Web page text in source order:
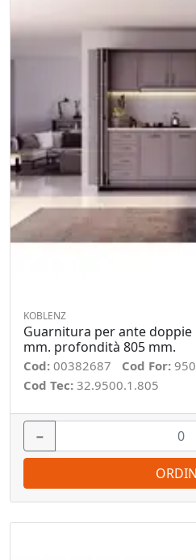
KOBLENZ
Guarnitura per ante
mm. profondità 805 mm.
Cod: 00382687 Cod For:
Cod Tec: 32.9500.1.805
−